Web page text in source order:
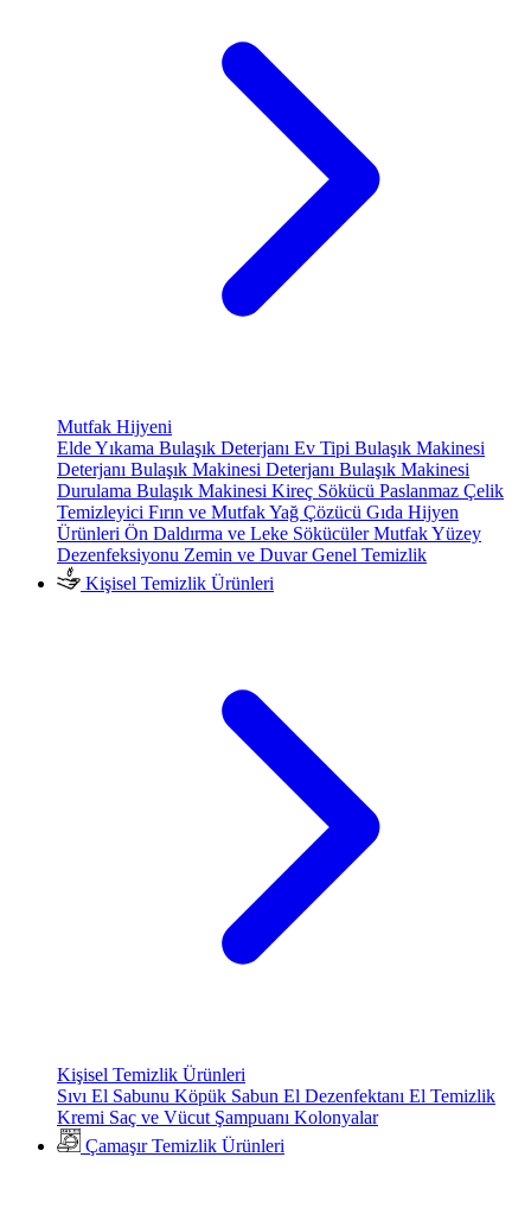
Mutfak Hijyeni
Elde Yıkama Bulaşık Deterjanı Ev Tipi Bulaşık Makinesi
Deterjanı Bulaşık Makinesi Deterjanı Bulaşık Makinesi
Durulama Bulaşık Makinesi Kireç Sökücü Paslanmaz Çelik
Temizleyici Fırın ve Mutfak Yağ Çözücü Gıda Hijyen
Ürünleri Ön Daldırma ve Leke SökücülerMutfak Yüzey
Dezenfeksiyonu Zemin ve Duvar Genel Temizlik
Kişisel Temizlik Ürünleri
Kişisel Temizlik Ürünleri
Sıvı El Sabunu Köpük Sabun El Dezenfektanı El Temizlik
Kremi Saç ve Vücut Şampuanı Kolonyalar
Çamaşır Temizlik Ürünleri